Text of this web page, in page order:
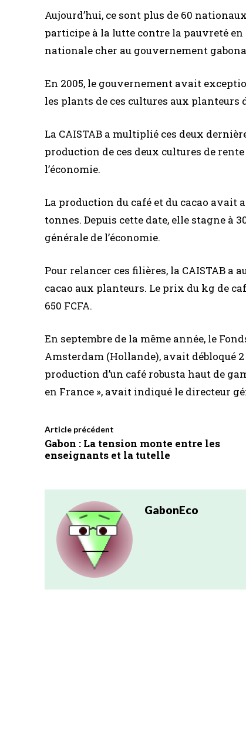
Aujourd’hui, ce sont plus de 60
participe à la lutte contre la pauvreté
nationale cher au gouvernement
En 2005, le gouvernement avait
les plants de ces cultures aux planteurs
La CAISTAB a multiplié ces deux
production de ces deux cultures de
l’économie.
La production du café et du cacao avait
tonnes. Depuis cette date, elle stagne à
générale de l’économie.
Pour relancer ces filières, la CAISTAB a
cacao aux planteurs. Le prix du kg de
650 FCFA.
En septembre de la même année, le
Amsterdam (Hollande), avait débloqué
production d’un café robusta haut de
en France », avait indiqué le directeur
Article précédent
Gabon : La tension monte entre les
enseignants et la tutelle
GabonEco